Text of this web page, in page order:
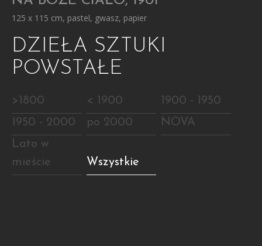
125 x 115 cm, pastel, gwasz, papier
DZIEŁA SZTUKI
POWSTAŁE
>1800 < 1900
1900 - 1950
1950 - 2000
po 2000
NOVA
Lato w
mieście
Wszystkie